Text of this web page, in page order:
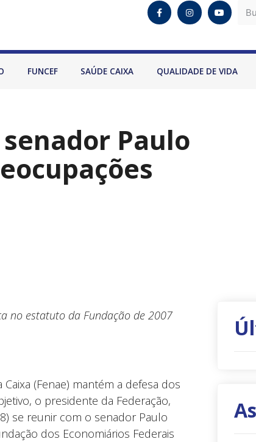
FUNCEF SAÚDE CAIXA QUALIDADE DE VIDA
Paulo
no estatuto da Fundação de 2007
(Fenae) mantém a defesa dos
o presidente da Federação,
se reunir com o senador Paulo
dos Economiários Federais